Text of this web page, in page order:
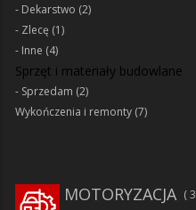
Dekarstwo (2)
Zlecę (1)
Inne (4)
Sprzęt i materiały budowlane
Sprzedam (2)
Wykończenia i remonty (7)
MOTORYZACJA 3